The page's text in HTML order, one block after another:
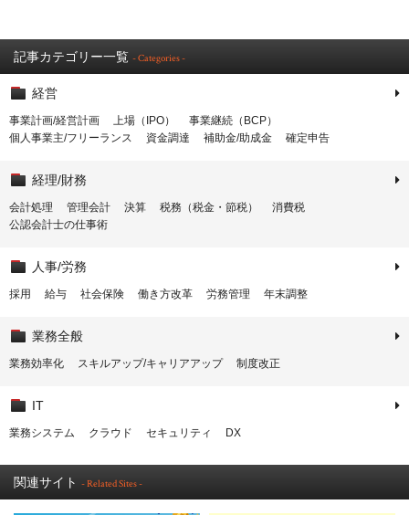
記事カテゴリー一覧 - Categories -
経営
事業計画/経営計画 上場（IPO）
事業継続（BCP）
個人事業主/フリーランス
資金調達 補助金/助成金 確定申告
経理/財務
会計処理 管理会計 決算 税務（税金・節税）
消費税
公認会計士の仕事術
人事/労務
採用 給与 社会保険 働き方改革 労務管理 年末調整
業務全般
業務効率化 スキルアップ/キャリアアップ 制度改正
IT
業務システム クラウド セキュリティ DX
関連サイト - Related Sites -